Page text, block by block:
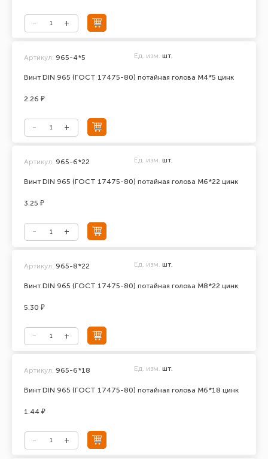
Винт DIN 965 (ГОСТ 17475-80) потайная голова М4*5 цинк
Артикул: 965-4*5 Ед. изм. шт.
2.26 ₽
Винт DIN 965 (ГОСТ 17475-80) потайная голова М6*22 цинк
Артикул: 965-6*22 Ед. изм. шт.
3.25 ₽
Винт DIN 965 (ГОСТ 17475-80) потайная голова М8*22 цинк
Артикул: 965-8*22 Ед. изм. шт.
5.30 ₽
Винт DIN 965 (ГОСТ 17475-80) потайная голова М6*18 цинк
Артикул: 965-6*18 Ед. изм. шт.
1.44 ₽